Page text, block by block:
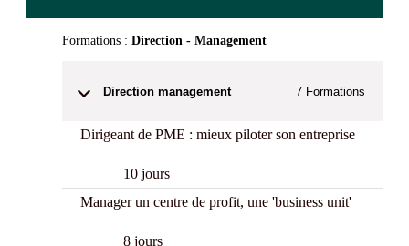
Formations : Direction - Management
Direction management 7 Formations
Dirigeant de PME : mieux piloter son entreprise
10 jours
Manager un centre de profit, une 'business unit'
8 jours